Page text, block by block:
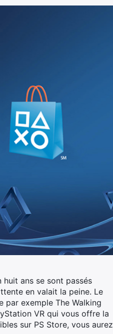
huit ans se sont passés
en valait la peine. Le
par exemple The Walking
VR qui vous offre la
sur PS Store, vous aurez